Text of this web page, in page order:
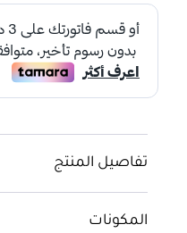
تفاصيل المنتج
المكونات